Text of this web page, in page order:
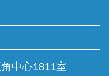
中心1811室